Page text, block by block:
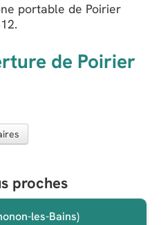
portable de Poirier
.
de Poirier
proches
les-Bains)